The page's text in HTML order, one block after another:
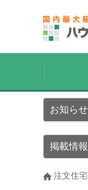
お知らせ
掲載情
注文住